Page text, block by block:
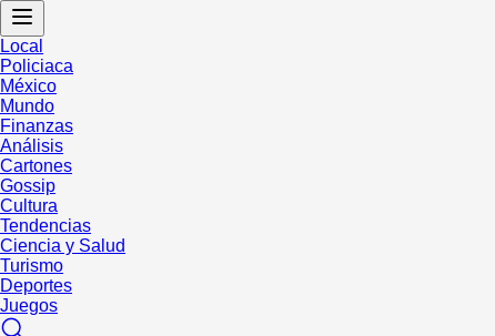
Local
Policiaca
México
Mundo
Finanzas
Análisis
Cartones
Gossip
Cultura
Tendencias
Ciencia y Salud
Turismo
Deportes
Juegos